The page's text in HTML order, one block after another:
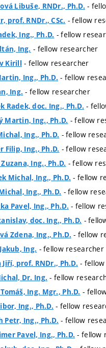
Libuše, RNDr., Ph.D. -
prof. RNDr., CSc. - fellow
Ing., Ph.D. - fellow
Ing. - fellow researcher
Kirill - fellow researcher
Ing., Ph.D. - fellow
Ing. - fellow researcher
Radek, doc. Ing., Ph.D. -
Martin, Ing., Ph.D. - fellow
Ing., Ph.D. - fellow
Filip, Ing., Ph.D. - fellow
Ing., Ph.D. - fellow
Michal, Ing., Ph.D. - fellow
Ing., Ph.D. - fellow
Pavel, Ing., Ph.D. - fellow
doc. Ing., Ph.D. -
Zdena, Ing., Ph.D. - fellow
Ing. - fellow researcher
Jiří, prof. RNDr., Ph.D. -
Dr. Ing. - fellow
Ing. Mgr., Ph.D. -
Ing., Ph.D. - fellow
Petr, Ing., Ph.D. - fellow
Pavel, Ing., Ph.D. - fellow